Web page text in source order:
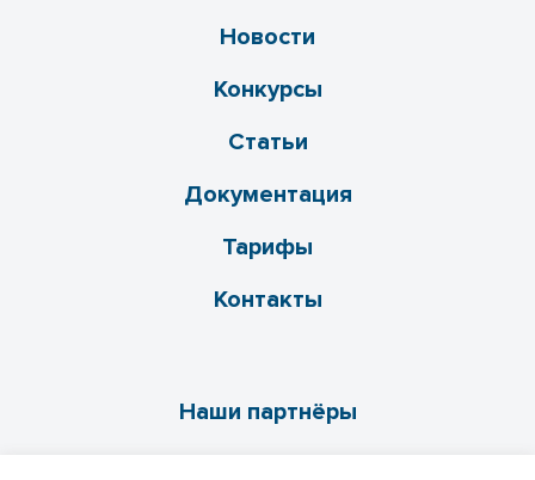
Новости
Конкурсы
Статьи
Документация
Тарифы
Контакты
Наши партнёры